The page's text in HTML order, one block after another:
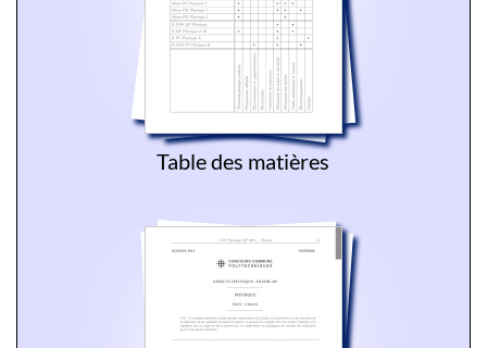
Table des matières